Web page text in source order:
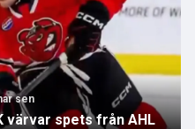
sen
värvar spets från AHL